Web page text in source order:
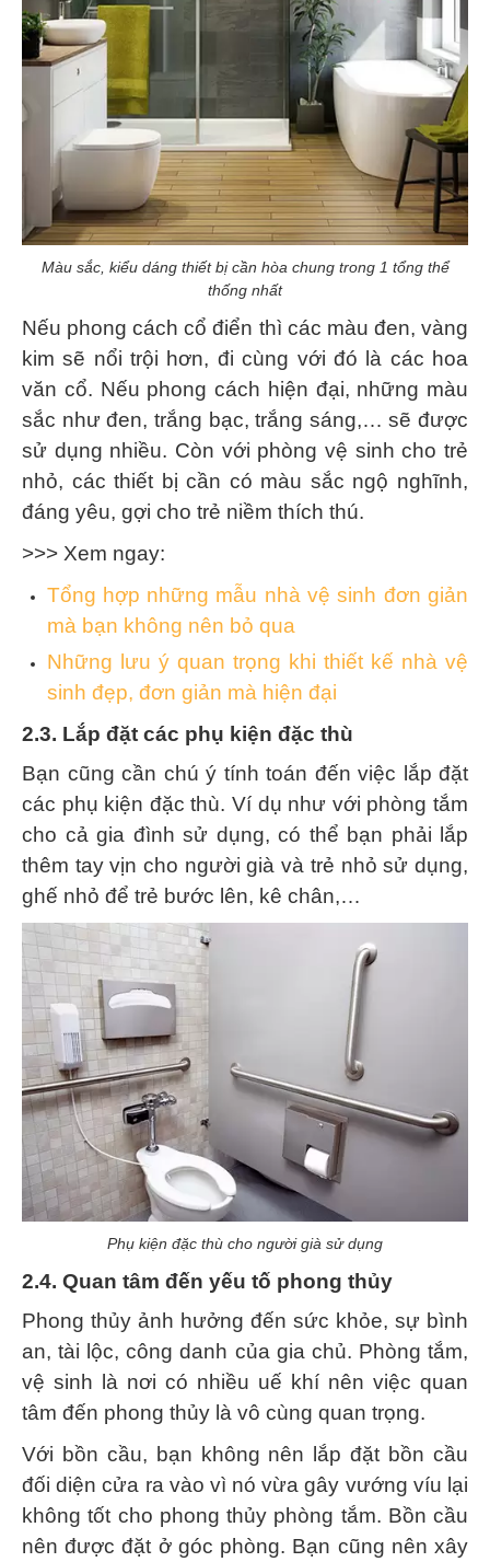
Màu sắc, kiểu dáng thiết bị cần hòa chung trong 1 tổng thể
thống nhất
Nếu phong cách cổ điển thì các màu đen, vàng
kim sẽ nổi trội hơn, đi cùng với đó là các hoa
văn cổ. Nếu phong cách hiện đại, những màu
sắc như đen, trắng bạc, trắng sáng,… sẽ được
sử dụng nhiều. Còn với phòng vệ sinh cho trẻ
nhỏ, các thiết bị cần có màu sắc ngộ nghĩnh,
đáng yêu, gợi cho trẻ niềm thích thú.
>>> Xem ngay:
Tổng hợp những mẫu nhà vệ sinh đơn giản
mà bạn không nên bỏ qua
Những lưu ý quan trọng khi thiết kế nhà vệ
sinh đẹp, đơn giản mà hiện đại
2.3. Lắp đặt các phụ kiện đặc thù
Bạn cũng cần chú ý tính toán đến việc lắp đặt
các phụ kiện đặc thù. Ví dụ như với phòng tắm
cho cả gia đình sử dụng, có thể bạn phải lắp
thêm tay vịn cho người già và trẻ nhỏ sử dụng,
ghế nhỏ để trẻ bước lên, kê chân,…
Phụ kiện đặc thù cho người già sử dụng
2.4. Quan tâm đến yếu tố phong thủy
Phong thủy ảnh hưởng đến sức khỏe, sự bình
an, tài lộc, công danh của gia chủ. Phòng tắm,
vệ sinh là nơi có nhiều uế khí nên việc quan
tâm đến phong thủy là vô cùng quan trọng.
Với bồn cầu, bạn không nên lắp đặt bồn cầu
đối diện cửa ra vào vì nó vừa gây vướng víu lại
không tốt cho phong thủy phòng tắm. Bồn cầu
nên được đặt ở góc phòng. Bạn cũng nên xây